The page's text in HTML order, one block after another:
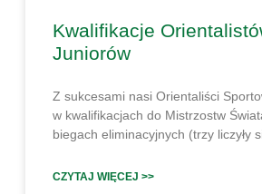
Kwalifikacje
Juniorów
Z sukcesami nasi Orientaliści
w kwalifikacjach do Mistrzostw
biegach eliminacyjnych (trzy liczyły
CZYTAJ WIĘCEJ >>